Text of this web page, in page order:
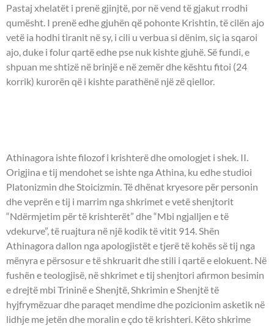
Pastaj xhelatët i prenë gjinjtë, por në vend të gjakut rrodhi
qumësht. I prenë edhe gjuhën që pohonte Krishtin, të cilën ajo
vetë ia hodhi tiranit në sy, i cili u verbua si dënim, siç ia sqaroi
ajo, duke i folur qartë edhe pse nuk kishte gjuhë. Së fundi, e
shpuan me shtizë në brinjë e në zemër dhe kështu fitoi (24
korrik) kurorën që i kishte parathënë një zë qiellor.
Athinagora ishte filozof i krishterë dhe omologjet i shek. II.
Origjina e tij mendohet se ishte nga Athina, ku edhe studioi
Platonizmin dhe Stoicizmin. Të dhënat kryesore për personin
dhe veprën e tij i marrim nga shkrimet e vetë shenjtorit
“Ndërmjetim për të krishterët” dhe “Mbi ngjalljen e të
vdekurve”, të ruajtura në një kodik të vitit 914. Shën
Athinagora dallon nga apologjistët e tjerë të kohës së tij nga
mënyra e përsosur e të shkruarit dhe stili i qartë e elokuent. Në
fushën e teologjisë, në shkrimet e tij shenjtori afirmon besimin
e drejtë mbi Trininë e Shenjtë, Shkrimin e Shenjtë të
hyjfrymëzuar dhe paraqet mendime dhe pozicionim asketik në
lidhje me jetën dhe moralin e çdo të krishteri. Këto shkrime